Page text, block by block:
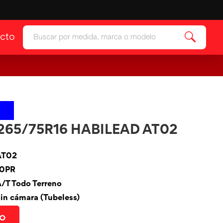
Ver categoría
75R16 HABILEAD AT02
T Todo Terreno
cámara (Tubeless)